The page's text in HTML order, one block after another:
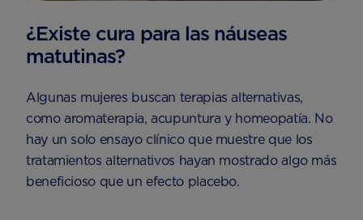
¿Existe cura para las náuseas
matutinas?
Algunas mujeres buscan terapias alternativas,
como aromaterapia, acupuntura y homeopatía. No
hay un solo ensayo clínico que muestre que los
tratamientos alternativos hayan mostrado algo más
beneficioso que un efecto placebo.